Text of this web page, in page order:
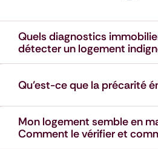
Quels diagnostics
détecter un logement
Qu’est-ce que la précarité
Mon logement semble en
Comment le vérifier et